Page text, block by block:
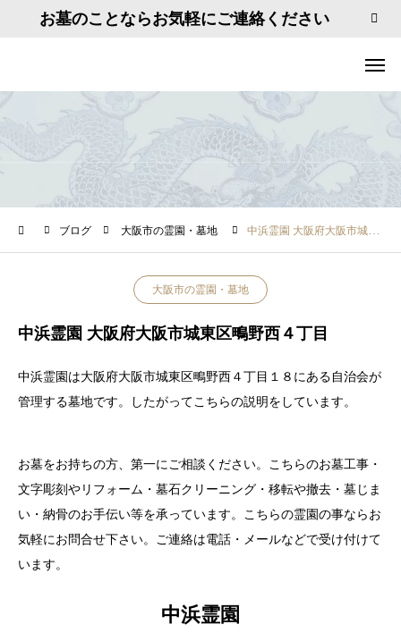
お墓のことならお気軽にご連絡ください
ブログ 大阪市の霊園・墓地 中浜霊園 大阪府大阪市城東区鴫野西４丁目
大阪市の霊園・墓地
中浜霊園 大阪府大阪市城東区鴫野西４丁目
中浜霊園は大阪府大阪市城東区鴫野西４丁目１８にある自治会が
管理する墓地です。したがってこちらの説明をしています。
お墓をお持ちの方、第一にご相談ください。こちらのお墓工事・
文字彫刻やリフォーム・墓石クリーニング・移転や撤去・墓じま
い・納骨のお手伝い等を承っています。こちらの霊園の事ならお
気軽にお問合せ下さい。ご連絡は電話・メールなどで受け付けて
います。
中浜霊園